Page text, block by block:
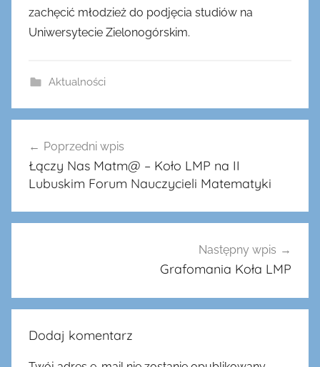
zachęcić młodzież do podjęcia studiów na
Uniwersytecie Zielonogórskim.
Aktualności
wpisu
Poprzedni wpis
Łączy Nas Matm@ – Koło LMP na II
Lubuskim Forum Nauczycieli Matematyki
Następny wpis
Grafomania Koła LMP
Dodaj komentarz